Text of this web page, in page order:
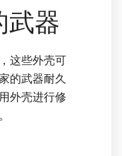
武器
这些外壳可
的武器耐久
外壳进行修